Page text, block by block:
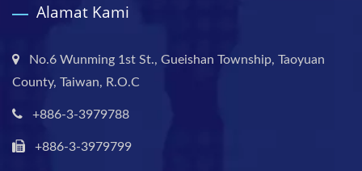
Alamat Kami
No.6 Wunming 1st St., Gueishan Township, Taoyuan
County, Taiwan, R.O.C
+886-3-3979788
+886-3-3979799